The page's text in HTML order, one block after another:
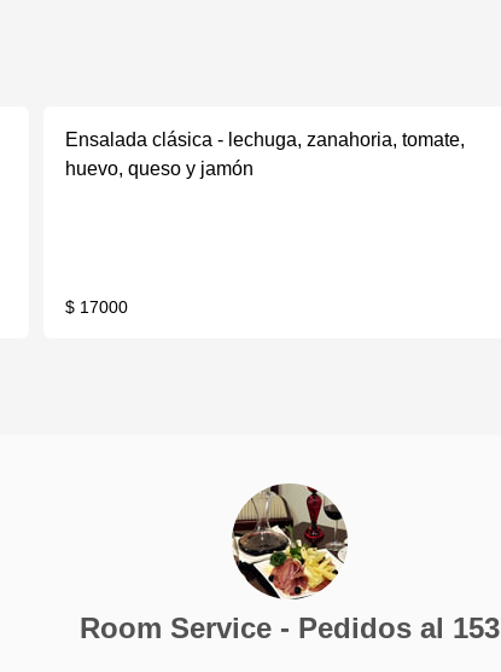
Ensalada clásica - lechuga, zanahoria, tomate,
huevo, queso y jamón
$ 17000
Room Service - Pedidos al 153